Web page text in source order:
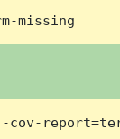
missing
cov-